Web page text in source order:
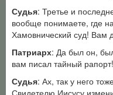
Судья: Третье и
вообще понимаете, где
Хамовнический суд! Вам
Патриарх: Да был он,
вам писал тайный рапорт!
Судья: Ах, так у него
Свидетелю Иисусу